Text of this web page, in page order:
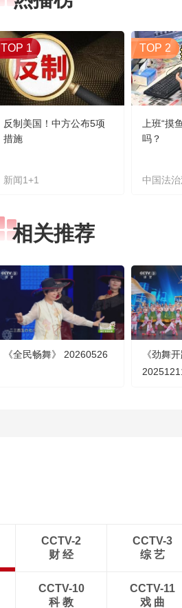
TOP 1
反制美国！中方公布5项
措施
新闻1+1
TOP 2
上班“摸
吗？
中国法
相关推荐
《全民畅舞》 20260526
《劲舞
CCTV-2
财 经
CCTV-3
综 艺
CCTV-10
科 教
CCTV-11
戏 曲